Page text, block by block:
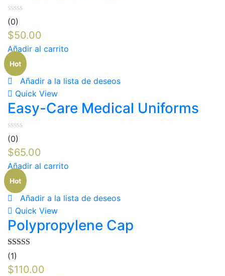
(0)
$50.00
Añadir al carrito
Hot
Añadir a la lista de deseos
Quick View
Easy-Care Medical Uniforms
(0)
$65.00
Añadir al carrito
Hot
Añadir a la lista de deseos
Quick View
Polypropylene Cap
Valorado
en
5
(1)
$110.00